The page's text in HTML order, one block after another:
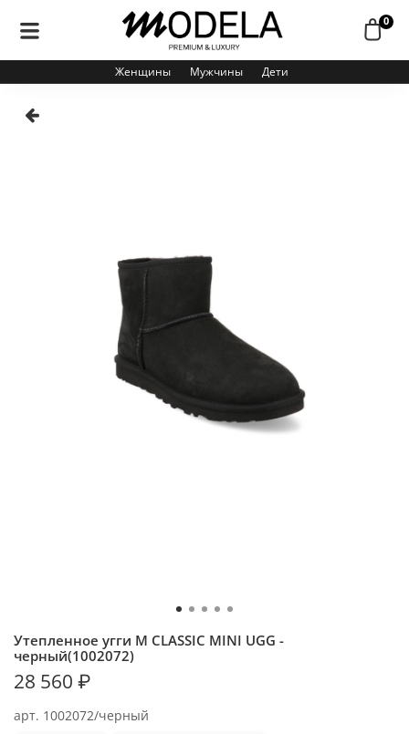
0
Женщины Мужчины Дети
арт. 1002072/черный
Утепленное угги M CLASSIC MINI UGG -
черный(1002072)
28 560 ₽